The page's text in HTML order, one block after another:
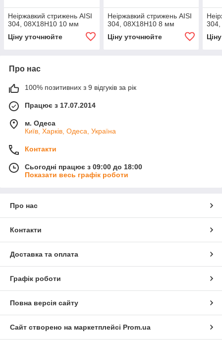
Неіржавкий стрижень AISI
304, 08Х18Н10 10 мм
Ціну уточнюйте
Неіржавкий стрижень AISI
304, 08Х18Н10 8 мм
Ціну уточнюйте
Про нас
100% позитивних з 9 відгуків за рік
Працює з 17.07.2014
м. Одеса
Київ, Харків, Одеса, Україна
Контакти
Сьогодні працює з 09:00 до 18:00
Показати весь графік роботи
Про нас
Контакти
Доставка та оплата
Графік роботи
Повна версія сайту
Сайт створено на маркетплейсі Prom.ua